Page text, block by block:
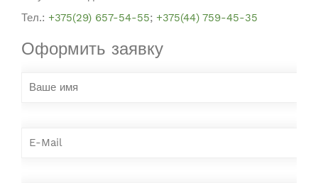
Тел.: +375(29) 657-54-55; +375(44) 759-45-35
Оформить заявку